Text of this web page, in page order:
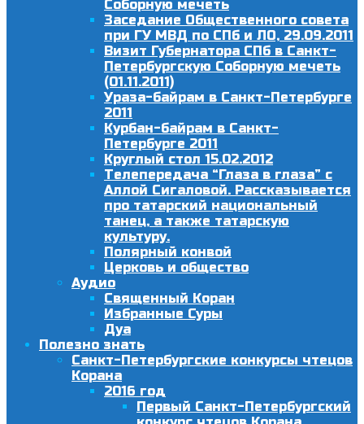
Соборную мечеть
Заседание Общественного совета
при ГУ МВД по СПб и ЛО, 29.09.2011
Визит Губернатора СПб в Санкт-
Петербургскую Соборную мечеть
(01.11.2011)
Ураза-байрам в Санкт-Петербурге
2011
Курбан-байрам в Санкт-
Петербурге 2011
Круглый стол 15.02.2012
Телепередача “Глаза в глаза” с
Аллой Сигаловой. Рассказывается
про татарский национальный
танец, а также татарскую
культуру.
Полярный конвой
Церковь и общество
Аудио
Священный Коран
Избранные Суры
Дуа
Полезно знать
Санкт-Петербургские конкурсы чтецов
Корана
2016 год
Первый Санкт-Петербургский